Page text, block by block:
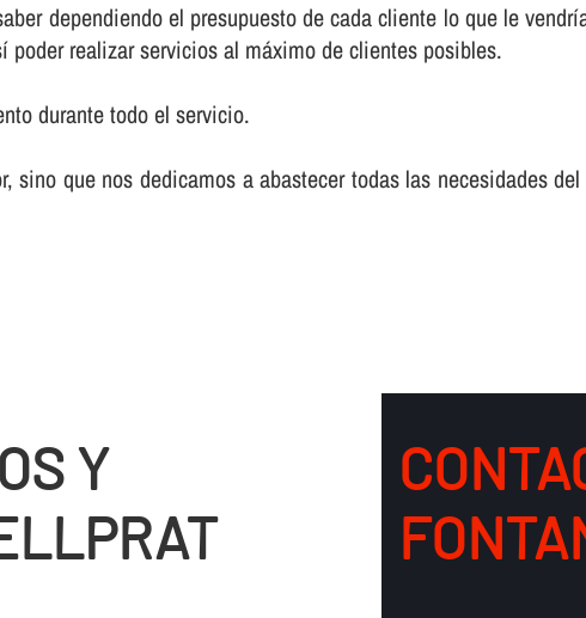
dependiendo el presupuesto de cada cliente lo que le
poder realizar servicios al máximo de clientes posibles.
durante todo el servicio.
sino que nos dedicamos a abastecer todas las necesidades
Y